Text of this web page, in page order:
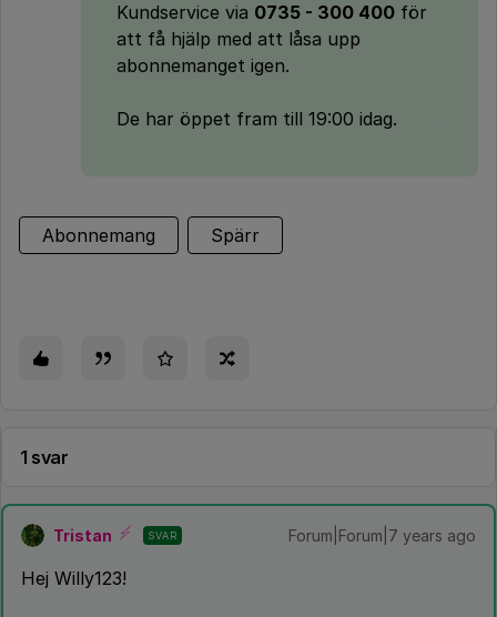
Kundservice via 0735 - 300 400 för
att få hjälp med att låsa upp
abonnemanget igen.
De har öppet fram till 19:00 idag.
Abonnemang Spärr
1 svar
Tristan SVAR Forum|Forum|7 years ago
Hej Willy123!